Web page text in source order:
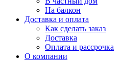
На балкон
Доставка и оплата
Как сделать заказ
Доставка
Оплата и рассрочка
О компании